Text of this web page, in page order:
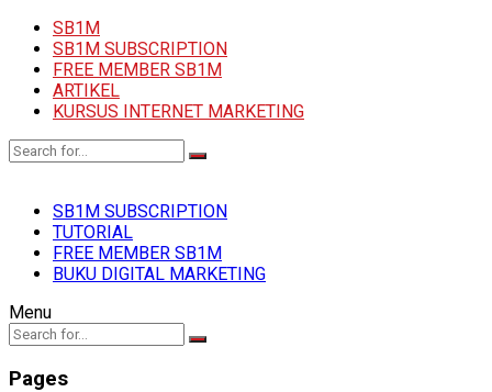
SB1M
SB1M SUBSCRIPTION
FREE MEMBER SB1M
ARTIKEL
KURSUS INTERNET MARKETING
SB1M SUBSCRIPTION
TUTORIAL
FREE MEMBER SB1M
BUKU DIGITAL MARKETING
Menu
Pages